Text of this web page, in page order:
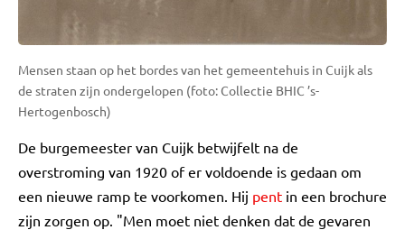
Mensen staan op het bordes van het gemeentehuis in Cuijk als
de straten zijn ondergelopen (foto: Collectie BHIC ’s-
Hertogenbosch)
De burgemeester van Cuijk betwijfelt na de
overstroming van 1920 of er voldoende is gedaan om
een nieuwe ramp te voorkomen. Hij pent in een brochure
zijn zorgen op. "Men moet niet denken dat de gevaren